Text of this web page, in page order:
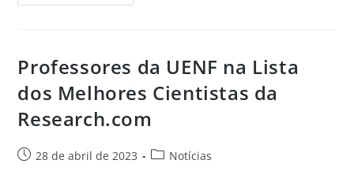
Professores da UENF na Lista
dos Melhores Cientistas da
Research.com
28 de abril de 2023 Notícias